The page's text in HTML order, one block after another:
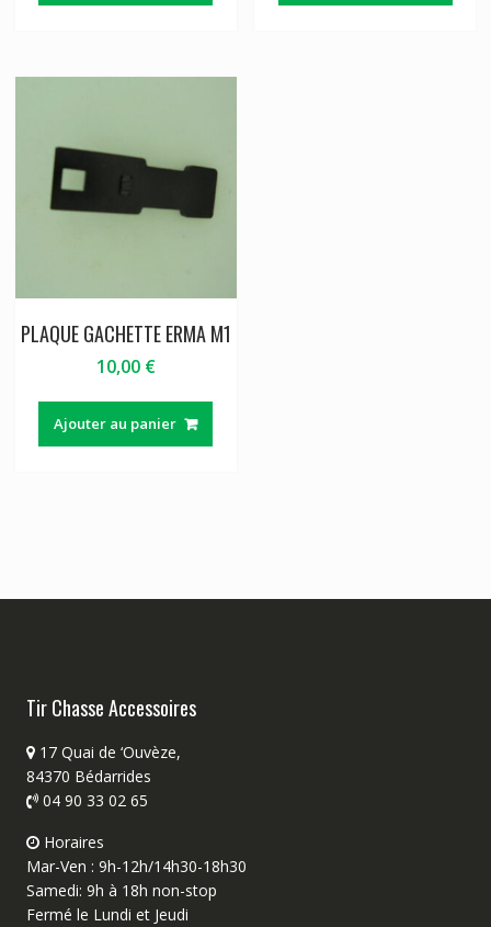
PLAQUE GACHETTE ERMA M1
10,00 €
Ajouter au panier
Tir Chasse Accessoires
17 Quai de ‘Ouvèze,
84370 Bédarrides
04 90 33 02 65
Horaires
Mar-Ven : 9h-12h/14h30-18h30
Samedi: 9h à 18h non-stop
Fermé le Lundi et Jeudi